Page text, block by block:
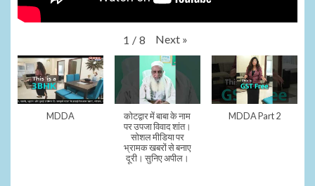
1 / 8 Next »
MDDA
कोटद्वार में बाबा के नाम
पर उपजा विवाद शांत।
सोशल मीडिया पर
भ्रामक खबरों से बनाए
दूरी। सुनिए अपील।
MDDA Part 2